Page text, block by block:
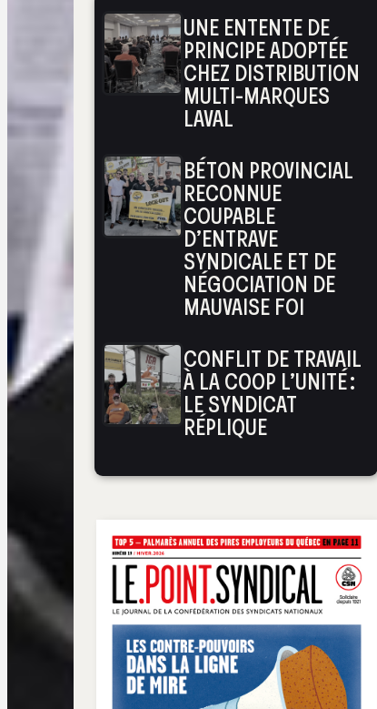
UNE ENTENTE DE
PRINCIPE ADOPTÉE
CHEZ DISTRIBUTION
MULTI-MARQUES
LAVAL
BÉTON PROVINCIAL
RECONNUE
COUPABLE
D’ENTRAVE
SYNDICALE ET DE
NÉGOCIATION DE
MAUVAISE FOI
CONFLIT DE TRAVAIL
À LA COOP L’UNITÉ :
LE SYNDICAT
RÉPLIQUE